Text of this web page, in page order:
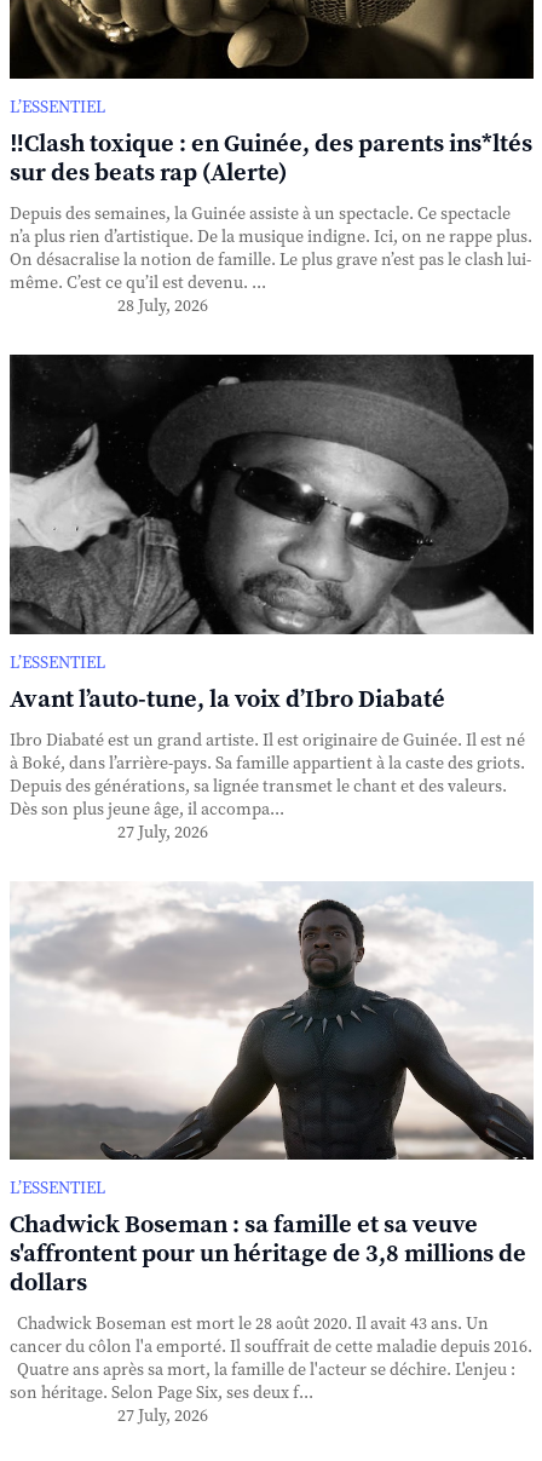
L’ESSENTIEL
‼️Clash toxique : en Guinée, des parents ins*ltés
sur des beats rap (Alerte)
Depuis des semaines, la Guinée assiste à un spectacle. Ce spectacle
n’a plus rien d’artistique. De la musique indigne. Ici, on ne rappe plus.
On désacralise la notion de famille. Le plus grave n’est pas le clash lui-
même. C’est ce qu’il est devenu. ...
28 July, 2026
L’ESSENTIEL
Avant l’auto-tune, la voix d’Ibro Diabaté
Ibro Diabaté est un grand artiste. Il est originaire de Guinée. Il est né
à Boké, dans l’arrière-pays. Sa famille appartient à la caste des griots.
Depuis des générations, sa lignée transmet le chant et des valeurs.
Dès son plus jeune âge, il accompa...
27 July, 2026
L’ESSENTIEL
Chadwick Boseman : sa famille et sa veuve
s'affrontent pour un héritage de 3,8 millions de
dollars
Chadwick Boseman est mort le 28 août 2020. Il avait 43 ans. Un
cancer du côlon l'a emporté. Il souffrait de cette maladie depuis 2016.
Quatre ans après sa mort, la famille de l'acteur se déchire. L'enjeu :
son héritage. Selon Page Six, ses deux f...
27 July, 2026